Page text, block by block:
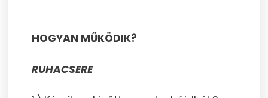
HOGYAN MŰKÖDIK?
RUHACSERE